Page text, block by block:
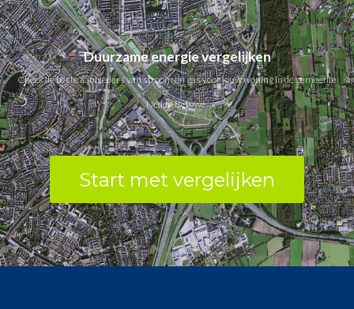
Duurzame energie vergelijken
Check de beste aanbieders van stroom en gas voor jouw woning in de gemeente
Neder-Betuwe.
Start met vergelijken